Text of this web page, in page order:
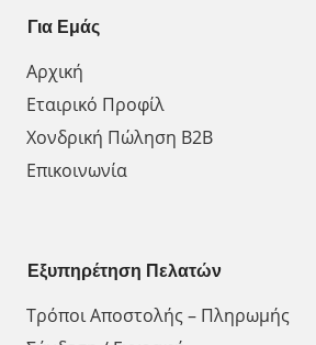
Για Εμάς
Αρχική
Εταιρικό Προφίλ
Χονδρική Πώληση Β2Β
Επικοινωνία
Εξυπηρέτηση Πελατών
Τρόποι Αποστολής – Πληρωμής